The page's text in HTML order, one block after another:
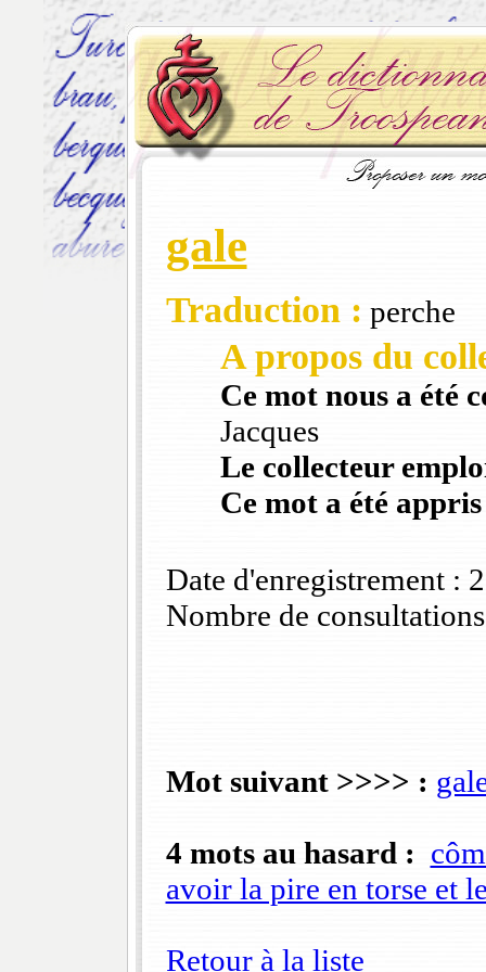
gale
Traduction : perche
A propos du
Ce mot nous a été
Jacques
Le collecteur
Ce mot a été
Date d'enregistrement :
Nombre de
Mot suivant >>>> :
4 mots au hasard :
avoir la pire en torse et
Retour à la liste